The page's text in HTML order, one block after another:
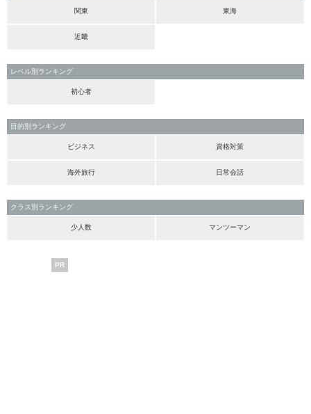
関東 東海
近畿
レベル別ランキング
初心者
目的別ランキング
ビジネス 資格対策
海外旅行 日常会話
クラス別ランキング
少人数 マンツーマン
PR